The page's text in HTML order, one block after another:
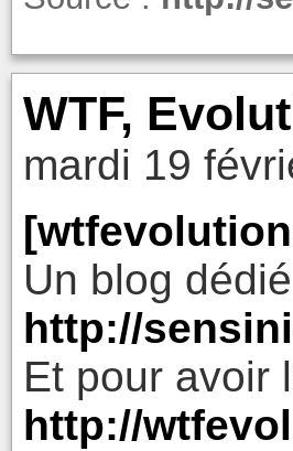
WTF,
mardi 19
Un blog
http://
Et pour avoir
http://